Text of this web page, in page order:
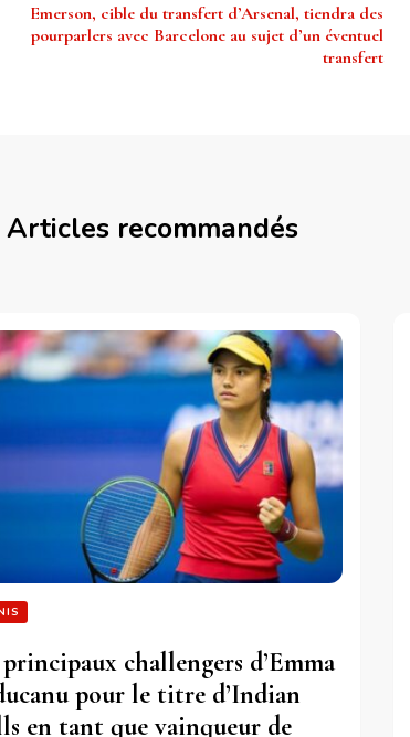
Emerson, cible du transfert d’Arsenal, tiendra des
pourparlers avec Barcelone au sujet d’un éventuel
transfert
Articles recommandés
principaux challengers d’Emma
pour le titre d’Indian
en tant que vainqueur de